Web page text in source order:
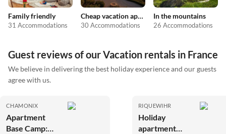
Family friendly
31 Accommodations
Cheap vacation apartments
30 Accommodations
In the mountains
26 Accommodations
Guest reviews of our Vacation rentals in France
We believe in delivering the best holiday experience and our guests
agree with us.
CHAMONIX
Apartment
Base Camp:
RIQUEWIHR
Holiday
apartment